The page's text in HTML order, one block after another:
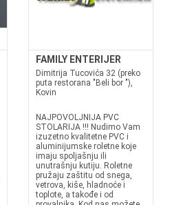
FAMILY ENTERIJER
Dimitrija Tucovića 32 (preko
puta restorana "Beli bor "),
Kovin
NAJPOVOLJNIJA PVC
STOLARIJA !!! Nudimo Vam
izuzetno kvalitetne PVC i
aluminijumske roletne koje
imaju spoljašnju ili
unutrašnju kutiju. Roletne
pružaju zaštitu od snega,
vetrova, kiše, hladnoće i
toplote, a takođe i od